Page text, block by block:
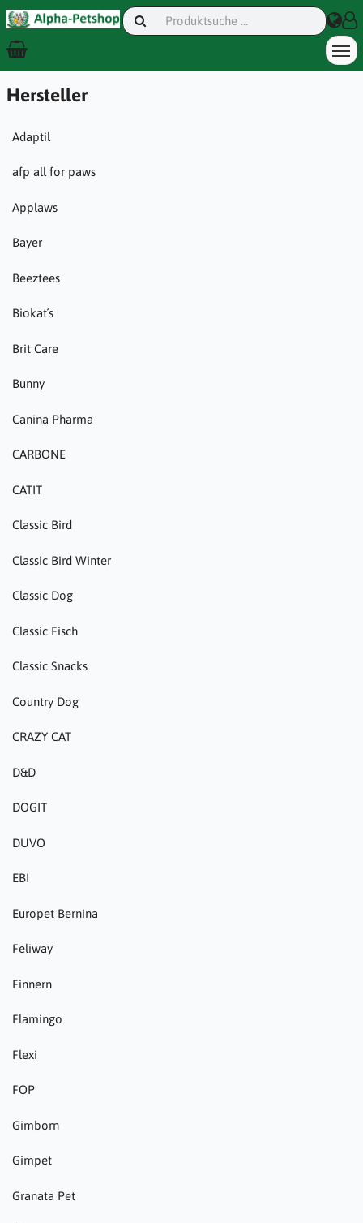
Hersteller
Adaptil
afp all for paws
Applaws
Bayer
Beeztees
Biokat´s
Brit Care
Bunny
Canina Pharma
CARBONE
CATIT
Classic Bird
Classic Bird Winter
Classic Dog
Classic Fisch
Classic Snacks
Country Dog
CRAZY CAT
D&D
DOGIT
DUVO
EBI
Europet Bernina
Feliway
Finnern
Flamingo
Flexi
FOP
Gimborn
Gimpet
Granata Pet